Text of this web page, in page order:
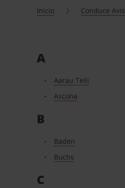
Inicio Conduce Avis
A
Aarau Telli
Ascona
B
Baden
Buchs
C